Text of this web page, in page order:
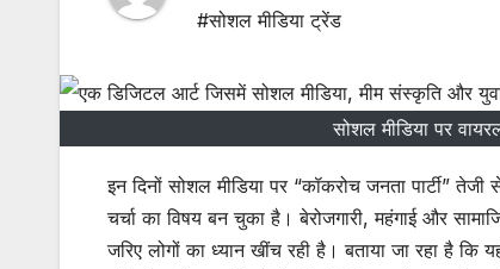
#सोशल मीडिया ट्रेंड
सोशल मीडिया पर
इन दिनों सोशल मीडिया पर “कॉकरोच जनता पार्टी”
चर्चा का विषय बन चुका है। बेरोजगारी, महंगाई और
जरिए लोगों का ध्यान खींच रही है। बताया जा रहा है